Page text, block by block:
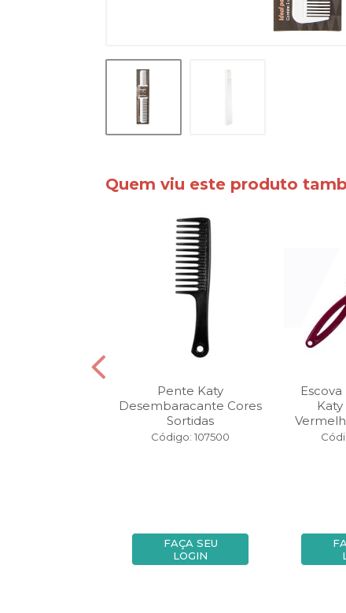
Quem viu este produto
Pente Katy
Desembaracante Cores
Sortidas
Código: 107500
FAÇA SEU
LOGIN